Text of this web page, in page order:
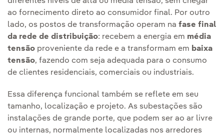
ao fornecimento direto ao consumidor final. Por outro
lado, os postos de transformação operam na fase final
da rede de distribuição: recebem a energia em média
tensão proveniente da rede e a transformam em baixa
tensão, fazendo com seja adequada para o consumo
de clientes residenciais, comerciais ou industriais.
Essa diferença funcional também se reflete em seu
tamanho, localização e projeto. As subestações são
instalações de grande porte, que podem ser ao ar livre
ou internas, normalmente localizadas nos arredores